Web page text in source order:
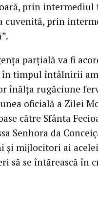
prin
cuvenită, prin
parţială va fi
în timpul întâlnirii
înălţa rugăciune
oficială a Zilei
către Sfânta
Senhora da
şi mijlocitori ai
să se întărească în